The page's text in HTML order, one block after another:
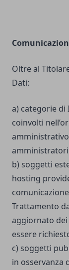
Oltre al
Dati:
a) categorie
coinvolti
amministratori
b) soggetti
hosting
Trattamento
aggiornato
essere
c) soggetti
in osservanza